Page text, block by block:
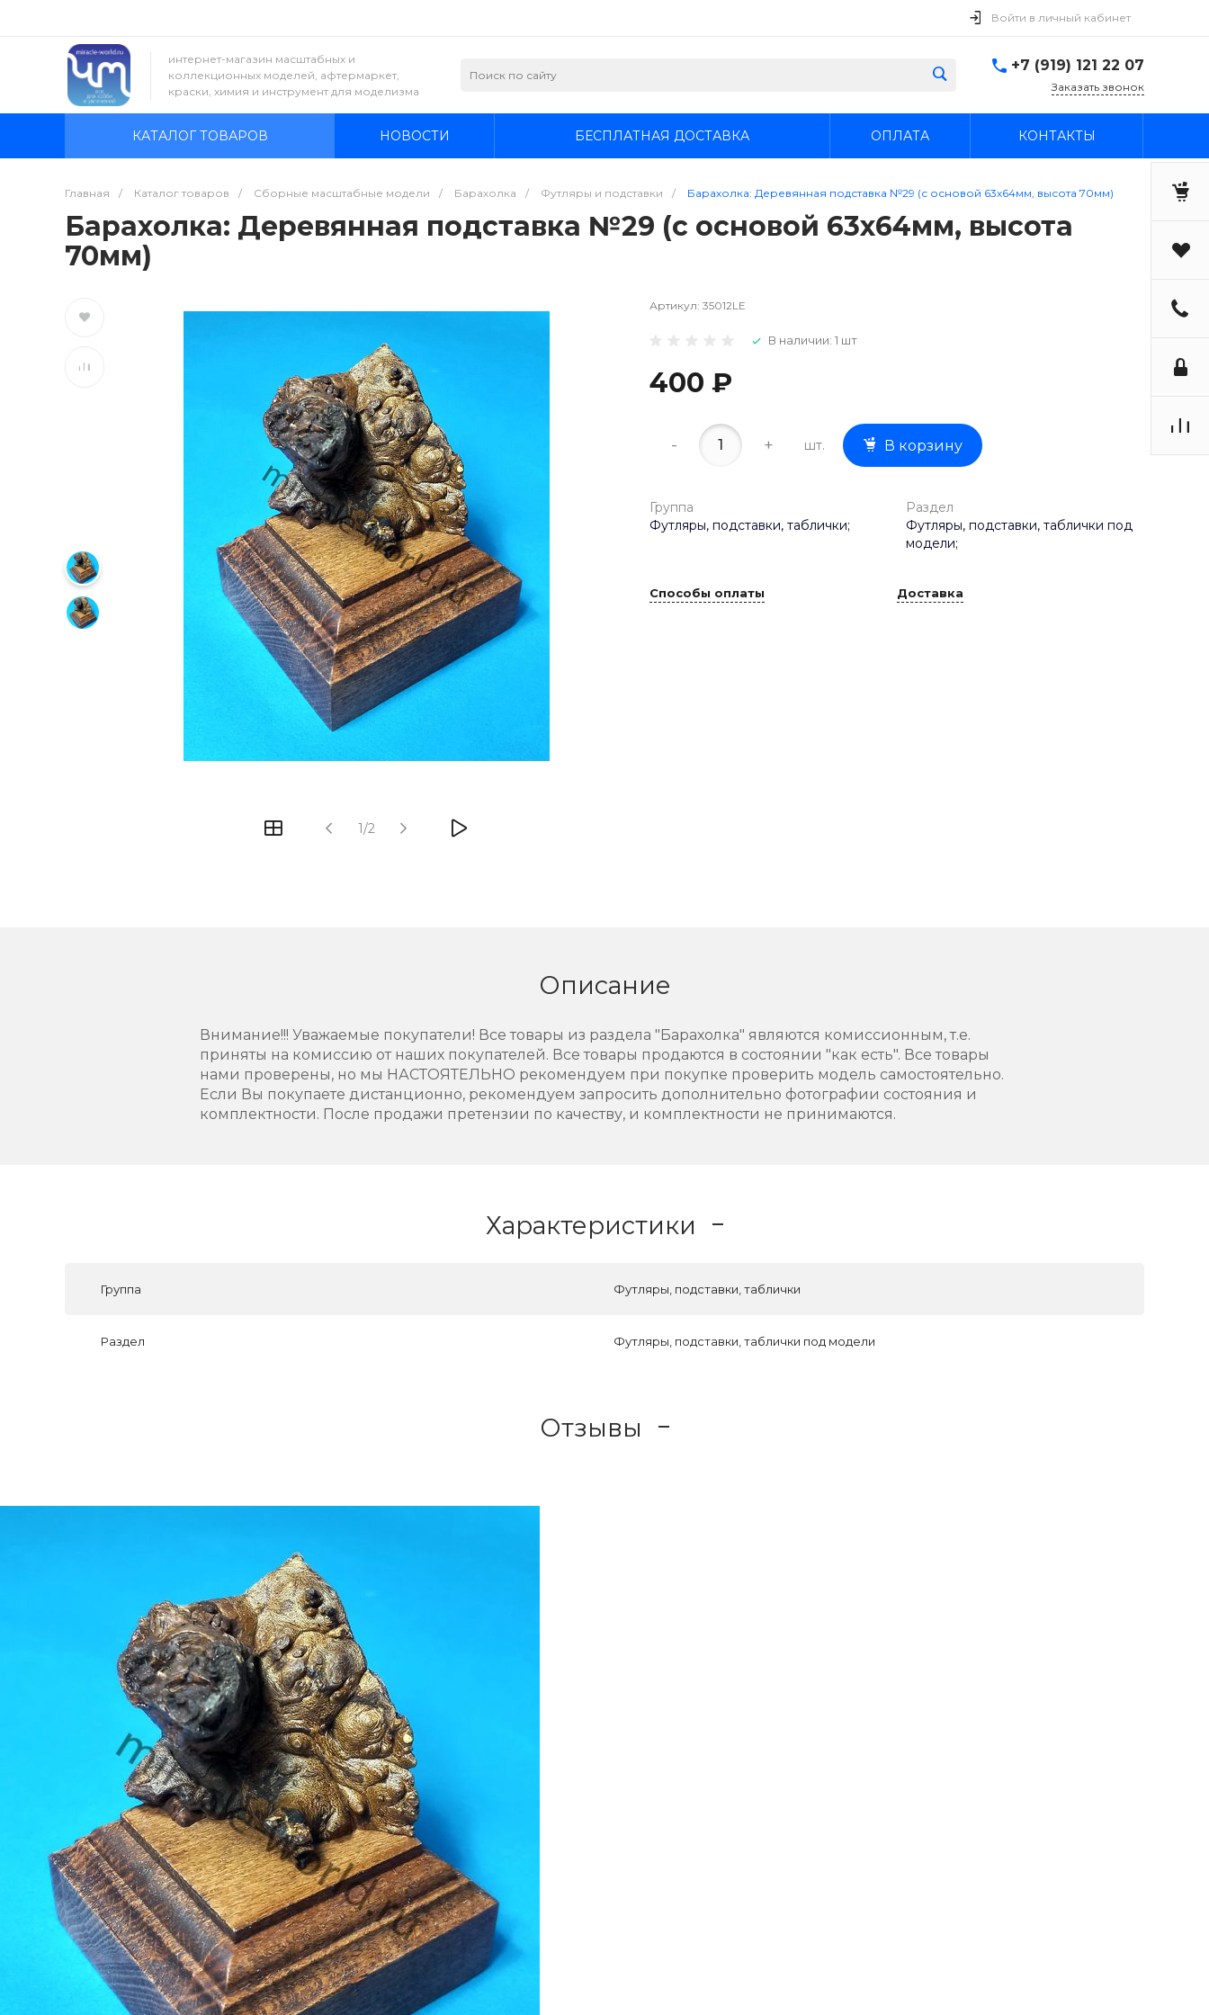
Войти в личный кабинет
интернет-магазин масштабных и
коллекционных моделей, афтермаркет,
краски, химия и инструмент для моделизма
+7 (919) 121 22 07
Заказать звонок
КАТАЛОГ ТОВАРОВ НОВОСТИ БЕСПЛАТНАЯ ДОСТАВКА ОПЛАТА КОНТАКТЫ
Главная / Каталог товаров / Сборные масштабные модели / Барахолка / Футляры и подставки / Барахолка: Деревянная подставка №29 (с основой 63х64мм, высота 70мм)
Барахолка: Деревянная подставка №29 (с основой 63х64мм, высота
70мм)
1/2
Артикул: 35012LE
В наличии: 1 шт
400 ₽
- + шт. В корзину
Группа
Футляры, подставки, таблички;
Раздел
Футляры, подставки, таблички под
модели;
Способы оплаты Доставка
Описание
Внимание!!! Уважаемые покупатели! Все товары из раздела "Барахолка" являются комиссионным, т.е.
приняты на комиссию от наших покупателей. Все товары продаются в состоянии "как есть". Все товары
нами проверены, но мы НАСТОЯТЕЛЬНО рекомендуем при покупке проверить модель самостоятельно.
Если Вы покупаете дистанционно, рекомендуем запросить дополнительно фотографии состояния и
комплектности. После продажи претензии по качеству, и комплектности не принимаются.
Характеристики
Группа Футляры, подставки, таблички
Раздел Футляры, подставки, таблички под модели
Отзывы